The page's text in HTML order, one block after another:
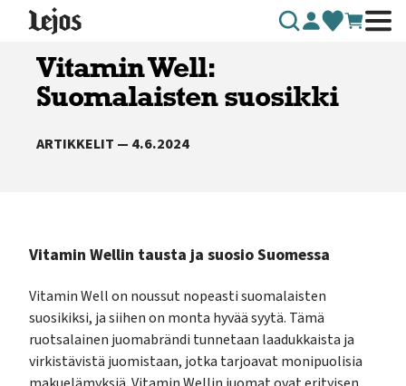
Siirry sisältöön
Vitamin Well:
Suomalaisten suosikki
ARTIKKELIT — 4.6.2024
Vitamin Wellin tausta ja suosio Suomessa
Vitamin Well on noussut nopeasti suomalaisten
suosikiksi, ja siihen on monta hyvää syytä. Tämä
ruotsalainen juomabrändi tunnetaan laadukkaista ja
virkistävistä juomistaan, jotka tarjoavat monipuolisia